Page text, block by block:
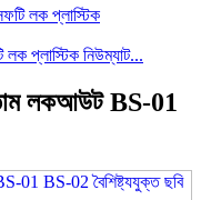
লক প্লাস্টিক নিউম্যাট...
লকআউট BS-01